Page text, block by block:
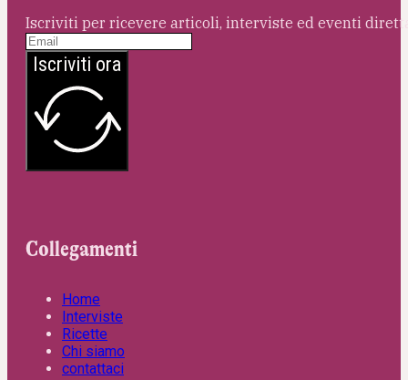
Iscriviti per ricevere articoli, interviste ed eventi
Iscriviti ora
Collegamenti
Home
Interviste
Ricette
Chi siamo
contattaci